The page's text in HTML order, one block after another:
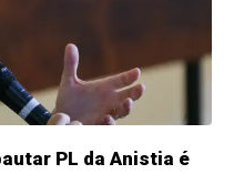
PL da Anistia é